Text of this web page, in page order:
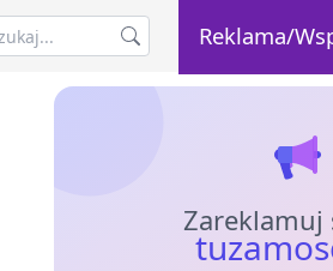
Reklama/
Zareklamuj